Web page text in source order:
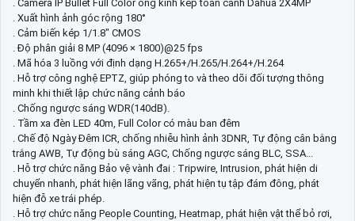
. Camera IP Bullet Full Color ống kính kép toàn cảnh Dahua 2X4MP
. Xuất hình ảnh góc rộng 180°
. Cảm biến kép 1/1.8" CMOS
. Độ phân giải 8 MP (4096 × 1800)@25 fps
. Mã hóa 3 luồng với định dạng H.265+/H.265/H.264+/H.264
. Hỗ trợ công nghệ EPTZ, giúp phóng to và theo dõi đối tượng thông
minh khi thiết lập chức năng cảnh báo
. Chống ngược sáng WDR(140dB).
. Tầm xa đèn LED 40m, Full Color có màu ban đêm
. Chế độ Ngày Đêm ICR, chống nhiễu hình ảnh 3DNR, Tự động cân bằng
trắng AWB, Tự động bù sáng AGC, Chống ngược sáng BLC, SSA...
. Hỗ trợ chức năng Bảo vệ vành đai : Tripwire, Intrusion, phát hiện di
chuyển nhanh, phát hiện lãng vãng, phát hiện tụ tập đám đông, phát
hiện đỗ xe trái phép.
. Hỗ trợ chức năng People Counting, Heatmap, phát hiện vật thể bỏ rơi,